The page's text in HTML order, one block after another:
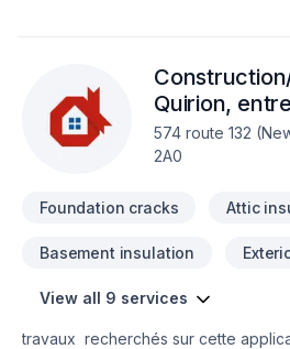
Quirion,
574 route 132
2A0
Foundation cracks Attic
Basement insulation
View all 9 services
travaux recherchés sur cette